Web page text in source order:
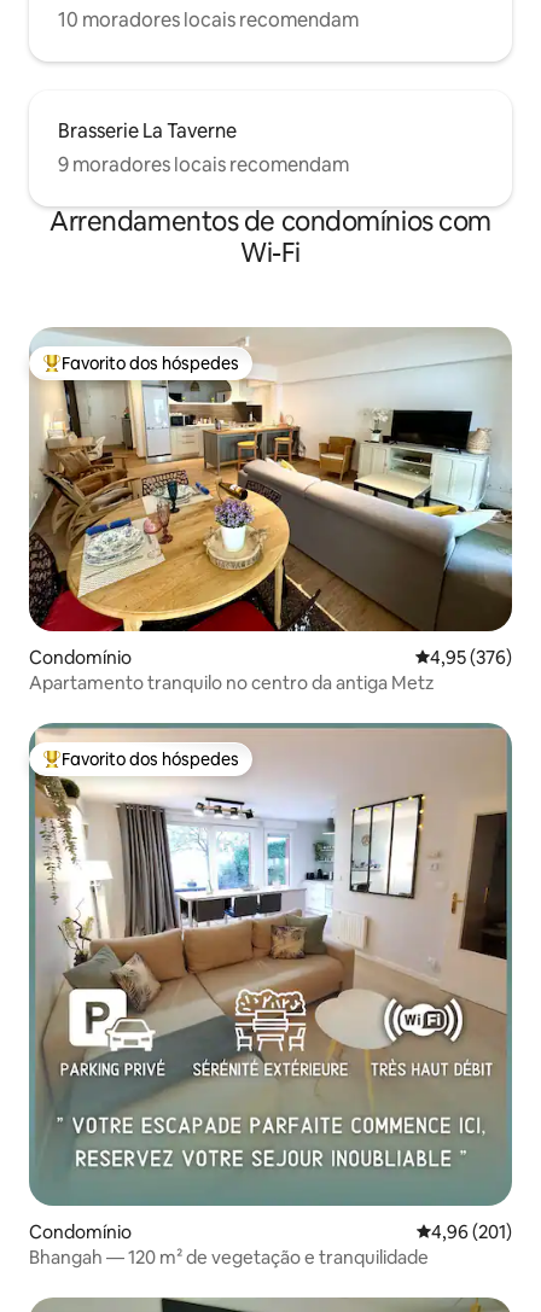
10 moradores locais recomendam
Brasserie La Taverne
9 moradores locais recomendam
Arrendamentos de condomínios com
Wi-Fi
Favoritos dos hóspedes mais apreciados
Favorito dos hóspedes
Condomínio Classificação
4,95 (376)
Apartamento tranquilo no centro da antiga Metz
Favoritos dos hóspedes mais apreciados
Favorito dos hóspedes
Condomínio Classificação
4,96 (201)
Bhangah — 120 m² de vegetação e tranquilidade